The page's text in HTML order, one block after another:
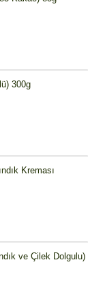
300g
Kreması
ve Çilek Dolgulu)